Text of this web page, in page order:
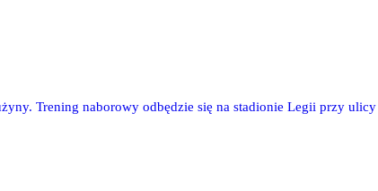
Trening naborowy odbędzie się na stadionie Legii przy